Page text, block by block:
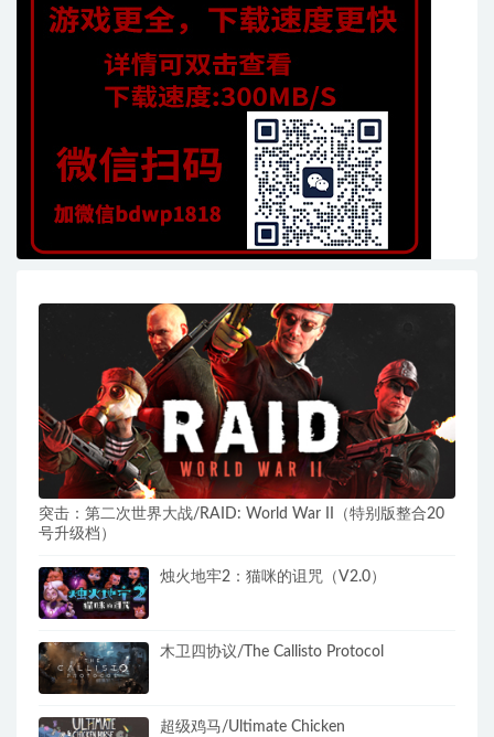
突击：第二次世界大战/RAID: World War II（特别版整合20
号升级档）
烛火地牢2：猫咪的诅咒（V2.0）
木卫四协议/The Callisto Protocol
超级鸡马/Ultimate Chicken